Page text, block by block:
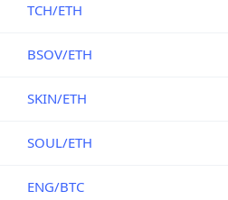
TCH/ETH
BSOV/ETH
SKIN/ETH
SOUL/ETH
ENG/BTC